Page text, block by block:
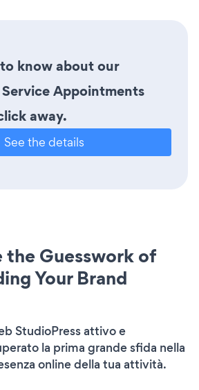
know about our
Appointments
away.
See the details
the Guesswork of
Your Brand
StudioPress attivo e
la prima grande sfida nella
online della tua attività.